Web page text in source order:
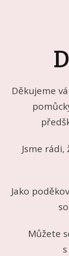
Děkujeme
Jsme
Jako
Můžete